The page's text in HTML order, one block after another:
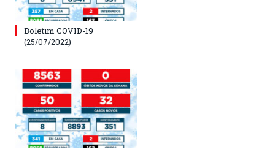
Boletim COVID-19
(25/07/2022)